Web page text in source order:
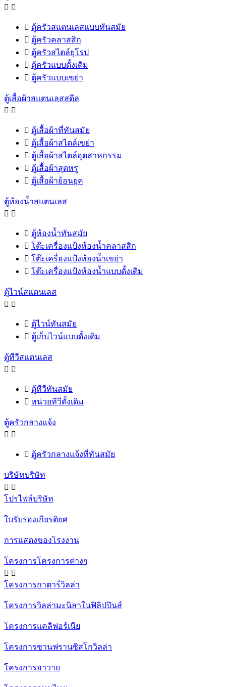
 
 ตู้ครัวสแตนเลสแบบทันสมัย
 ตู้ครัวคลาสสิก
 ตู้ครัวสไตล์ยุโรป
 ตู้ครัวแบบดั้งเดิม
 ตู้ครัวแบบเขย่า
ตู้เสื้อผ้าสแตนเลสสตีล
 
 ตู้เสื้อผ้าที่ทันสมัย
 ตู้เสื้อผ้าสไตล์เขย่า
 ตู้เสื้อผ้าสไตล์อุตสาหกรรม
 ตู้เสื้อผ้าสุดหรู
 ตู้เสื้อผ้าย้อนยุค
ตู้ห้องน้ำสแตนเลส
 
 ตู้ห้องน้ำทันสมัย
 โต๊ะเครื่องแป้งห้องน้ำคลาสสิก
 โต๊ะเครื่องแป้งห้องน้ำเขย่า
 โต๊ะเครื่องแป้งห้องน้ำแบบดั้งเดิม
ตู้ไวน์สแตนเลส
 
 ตู้ไวน์ทันสมัย
 ตู้เก็บไวน์แบบดั้งเดิม
ตู้ทีวีสแตนเลส
 
 ตู้ทีวีทันสมัย
 หน่วยทีวีดั้งเดิม
ตู้ครัวกลางแจ้ง
 
 ตู้ครัวกลางแจ้งที่ทันสมัย
บริษัทบริษัท
 
โปรไฟล์บริษัท
ใบรับรองเกียรติยศ
การแสดงของโรงงาน
โครงการโครงการต่างๆ
 
โครงการกาตาร์วิลล่า
โครงการวิลล่ามะนิลาในฟิลิปปินส์
โครงการแคลิฟอร์เนีย
โครงการซานฟรานซิสโกวิลล่า
โครงการฮาวาย